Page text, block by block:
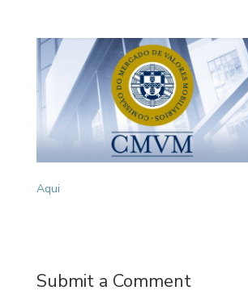
Aqui
Submit a Comment